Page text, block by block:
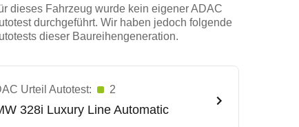
dieses Fahrzeug wurde kein eigener ADAC
durchgeführt. Wir haben jedoch folgende
dieser Baureihengeneration.
Urteil Autotest: 2
328i Luxury Line Automatic